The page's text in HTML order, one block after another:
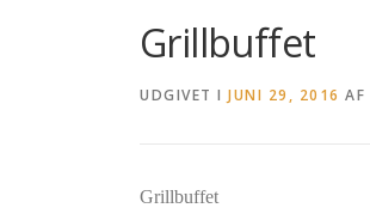
Grillbuffet
UDGIVET I JUNI 29, 2016 AF
Grillbuffet